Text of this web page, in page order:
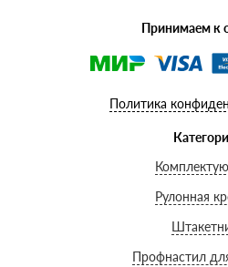
Принимаем к
Политика
Рулонная
Профнастил